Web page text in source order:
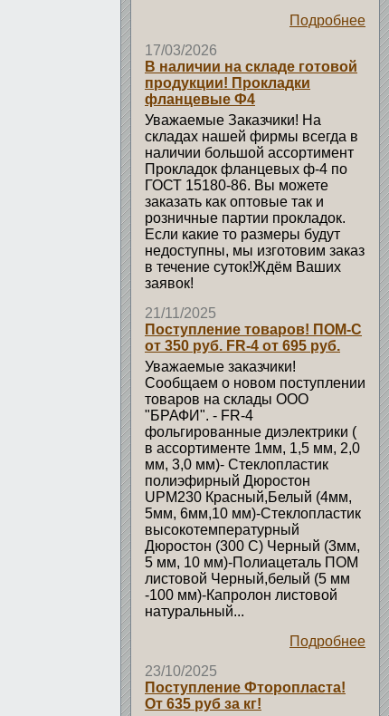
Подробнее
17/03/2026
В наличии на складе готовой
продукции! Прокладки
фланцевые Ф4
Уважаемые Заказчики! На
складах нашей фирмы всегда в
наличии большой ассортимент
Прокладок фланцевых ф-4 по
ГОСТ 15180-86. Вы можете
заказать как оптовые так и
розничные партии прокладок.
Если какие то размеры будут
недоступны, мы изготовим заказ
в течение суток!Ждём Ваших
заявок!
21/11/2025
Поступление товаров! ПОМ-С
от 350 руб. FR-4 от 695 руб.
Уважаемые заказчики!
Сообщаем о новом поступлении
товаров на склады ООО
"БРАФИ". - FR-4
фольгированные диэлектрики (
в ассортименте 1мм, 1,5 мм, 2,0
мм, 3,0 мм)- Стеклопластик
полиэфирный Дюростон
UPM230 Красный,Белый (4мм,
5мм, 6мм,10 мм)-Стеклопластик
высокотемпературный
Дюростон (300 С) Черный (3мм,
5 мм, 10 мм)-Полиацеталь ПОМ
листовой Черный,белый (5 мм
-100 мм)-Капролон листовой
натуральный...
Подробнее
23/10/2025
Поступление Фторопласта!
От 635 руб за кг!